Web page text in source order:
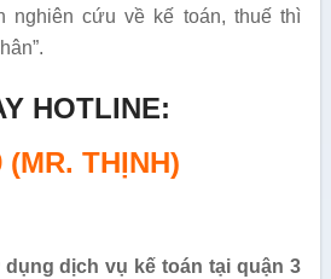
nghiên cứu về kế toán, thuế thì
HOTLINE:
(MR. THỊNH)
dịch vụ kế toán tại quận 3